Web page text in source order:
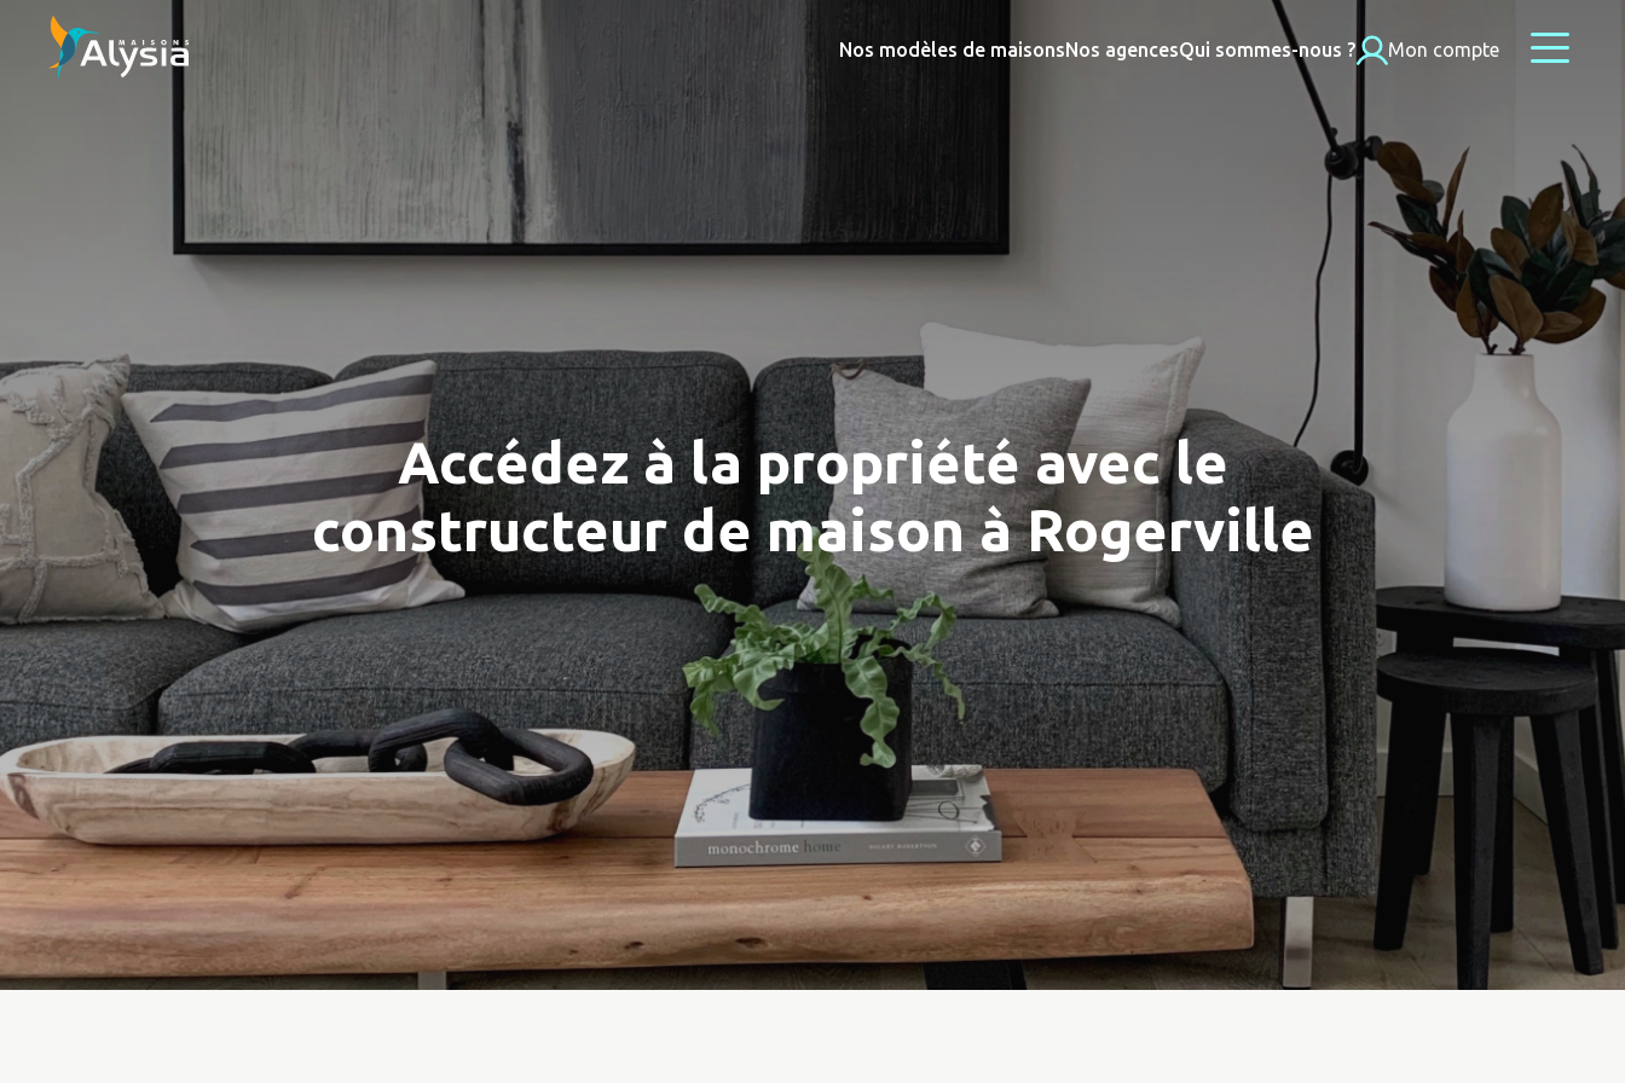
Nos modèles de maisonsNos agencesQui sommes-nous ? Mon compte
Accédez à la propriété avec le
constructeur de maison à Rogerville